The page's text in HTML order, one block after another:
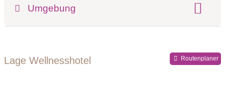
Umgebung
Lage Wellnesshotel Routenplaner